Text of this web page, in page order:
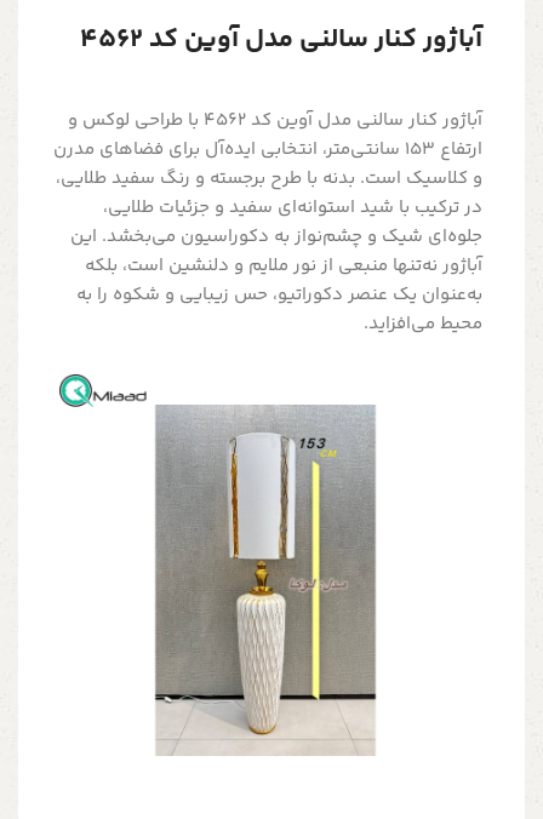
آباژور کنار سالنی مدل آوین کد 4562
آباژور کنار سالنی مدل آوین کد 4562 با طراحی لوکس و
ارتفاع 153 سانتی‌متر، انتخابی ایده‌آل برای فضاهای مدرن
و کلاسیک است. بدنه با طرح برجسته و رنگ سفید طلایی،
در ترکیب با شید استوانه‌ای سفید و جزئیات طلایی،
جلوه‌ای شیک و چشم‌نواز به دکوراسیون می‌بخشد. این
آباژور نه‌تنها منبعی از نور ملایم و دلنشین است، بلکه
به‌عنوان یک عنصر دکوراتیو، حس زیبایی و شکوه را به
محیط می‌افزاید.